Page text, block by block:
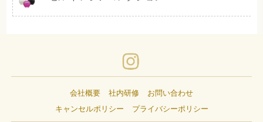
デミスカルプSP＆TR MS
ミインカール
エルジューダ サンプロテクト